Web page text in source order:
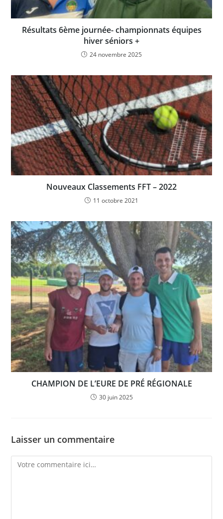
Résultats 6ème journée- championnats équipes
hiver séniors +
24 novembre 2025
Nouveaux Classements FFT – 2022
11 octobre 2021
CHAMPION DE L’EURE DE PRÉ RÉGIONALE
30 juin 2025
Laisser un commentaire
Comment